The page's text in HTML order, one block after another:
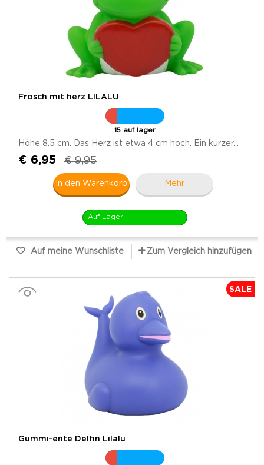
Frosch mit herz LILALU
15 auf lager
Höhe 8.5 cm. Das Herz ist etwa 4 cm hoch. Ein kurzer...
€ 6,95 € 9,95
In den Warenkorb Mehr
Auf Lager
Auf meine Wunschliste Zum Vergleich hinzufügen
SALE
Gummi-ente Delfin Lilalu